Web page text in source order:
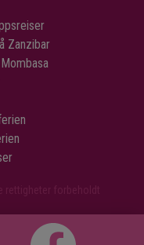
Zanzibar